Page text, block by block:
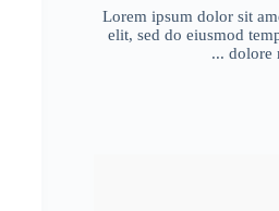
Lorem ipsum dolor sit
elit, sed do eiusmod
dolore